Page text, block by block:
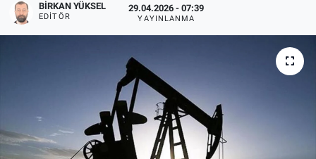
BIRKAN YÜKSEL
EDITÖR
29.04.2026 - 07:39
YAYINLANMA